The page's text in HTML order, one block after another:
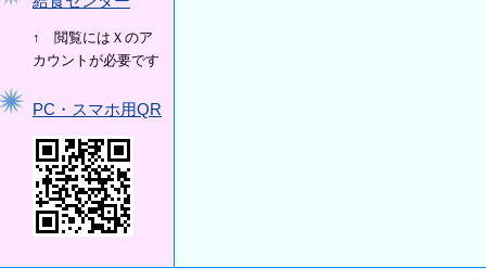
↑ 閲覧にはＸのア
カウントが必要です
PC・スマホ用QR